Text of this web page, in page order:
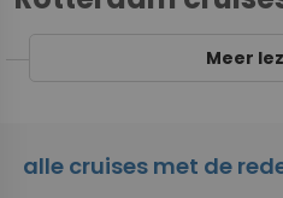
Meer
alle cruises met de